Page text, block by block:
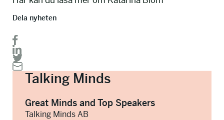
Dela nyheten
Talking Minds
Great Minds and Top Speakers
Talking Minds AB